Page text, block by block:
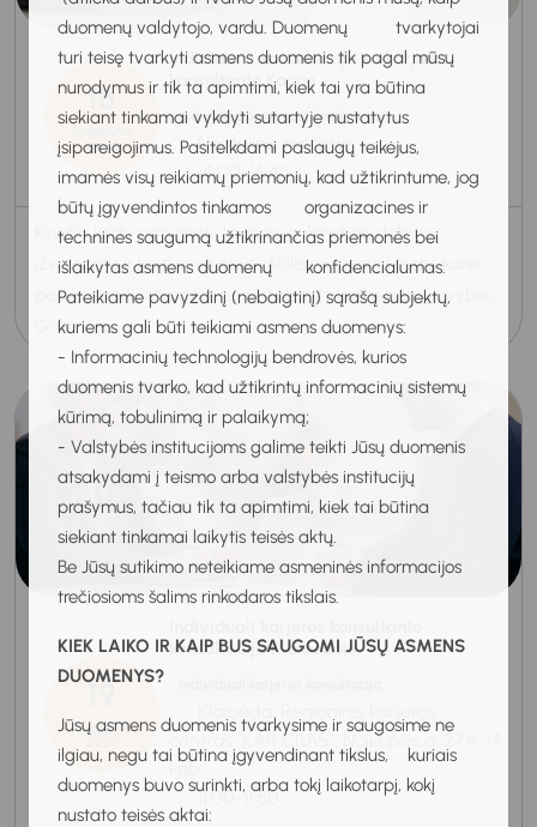
duomenų valdytojo, vardu. Duomenų tvarkytojai
turi teisę tvarkyti asmens duomenis tik pagal mūsų
nurodymus ir tik ta apimtimi, kiek tai yra būtina
siekiant tinkamai vykdyti sutartyje nustatytus
įsipareigojimus. Pasitelkdami paslaugų teikėjus,
imamės visų reikiamų priemonių, kad užtikrintume, jog
būtų įgyvendintos tinkamos organizacines ir
technines saugumą užtikrinančias priemonės bei
išlaikytas asmens duomenų konfidencialumas.
Pateikiame pavyzdinį (nebaigtinį) sąrašą subjektų,
kuriems gali būti teikiami asmens duomenys:
- Informacinių technologijų bendrovės, kurios
duomenis tvarko, kad užtikrintų informacinių sistemų
kūrimą, tobulinimą ir palaikymą;
- Valstybės institucijoms galime teikti Jūsų duomenis
atsakydami į teismo arba valstybės institucijų
prašymus, tačiau tik ta apimtimi, kiek tai būtina
siekiant tinkamai laikytis teisės aktų.
Be Jūsų sutikimo neteikiame asmeninės informacijos
trečiosioms šalims rinkodaros tikslais.
KIEK LAIKO IR KAIP BUS SAUGOMI JŪSŲ ASMENS
DUOMENYS?
Jūsų asmens duomenis tvarkysime ir saugosime ne
ilgiau, negu tai būtina įgyvendinant tikslus, kuriais
duomenys buvo surinkti, arba tokį laikotarpį, kokį
nustato teisės aktai:
18
2026
Individuali konsultacija su karjeros
konsultante Kaune
Individuali karjeros konsultacija
Nuotolinis renginys
14:00-14:45
Kviečiu kartu patyrinėti karjeros galimybes, dalintis
įžvalgomis ir kurti savo ateitį. Atliksime įvairių testų, kurie
padės išsiaiškinti profesinius interesus ir asmenines savybes.
Galime ju...
19
Rugpjūtis
konsultacija Klaipėdoje
centras "KARJERAS", Naikupės g. 27A, 14
kab.
11:00-11:50